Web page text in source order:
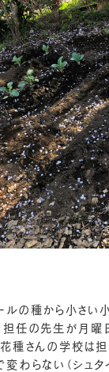
ルの種から小さい
担任の先生が月曜
花種さんの学校は
わらない（シュ